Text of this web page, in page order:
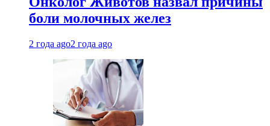
боли молочных желез
2 года ago2 года ago